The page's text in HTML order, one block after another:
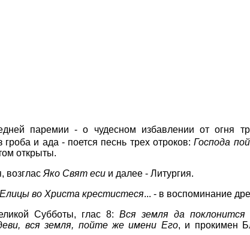
паремии - о чудесном избавлении от огня
гроба и ада - поется песнь трех отроков:Господа
открыты.
возглас Яко Свят еси и далее - Литургия.
Елицы во Христа крестистеся... - в воспоминание
Субботы, глас 8: Вся земля да
вся земля, пойте же имени Его, и прокимен